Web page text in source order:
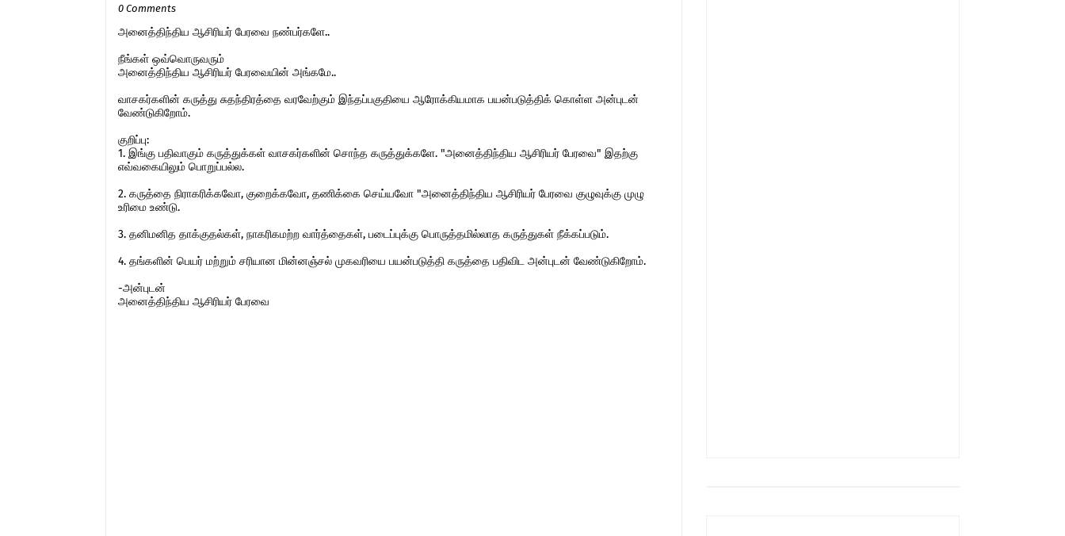
0 Comments
அனைத்திந்திய ஆசிரியர் பேரவை நண்பர்களே..
நீங்கள் ஒவ்வொருவரும்
அனைத்திந்திய ஆசிரியர் பேரவையின் அங்கமே..
வாசகர்களின் கருத்து சுதந்திரத்தை வரவேற்கும் இந்தப்பகுதியை ஆரோக்கியமாக பயன்படுத்திக் கொள்ள அன்புடன்
வேண்டுகிறோம்.
குறிப்பு:
1. இங்கு பதிவாகும் கருத்துக்கள் வாசகர்களின் சொந்த கருத்துக்களே. "அனைத்திந்திய ஆசிரியர் பேரவை" இதற்கு
எவ்வகையிலும் பொறுப்பல்ல.
2. கருத்தை நிராகரிக்கவோ, குறைக்கவோ, தணிக்கை செய்யவோ "அனைத்திந்திய ஆசிரியர் பேரவை குழுவுக்கு முழு
உரிமை உண்டு.
3. தனிமனித தாக்குதல்கள், நாகரிகமற்ற வார்த்தைகள், படைப்புக்கு பொருத்தமில்லாத கருத்துகள் நீக்கப்படும்.
4. தங்களின் பெயர் மற்றும் சரியான மின்னஞ்சல் முகவரியை பயன்படுத்தி கருத்தை பதிவிட அன்புடன் வேண்டுகிறோம்.
-அன்புடன்
அனைத்திந்திய ஆசிரியர் பேரவை